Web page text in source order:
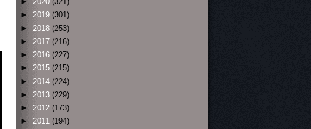
► 2019 (301)
► 2018 (253)
► 2017 (216)
► 2016 (227)
► 2015 (215)
► 2014 (224)
► 2013 (229)
► 2012 (173)
► 2011 (194)